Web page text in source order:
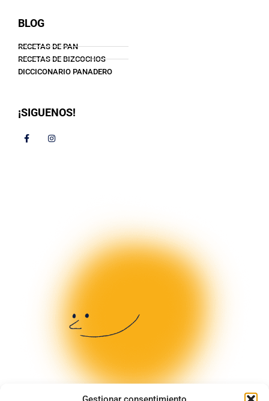
BLOG
RECETAS DE PAN
RECETAS DE BIZCOCHOS
DICCICONARIO PANADERO
¡SIGUENOS!